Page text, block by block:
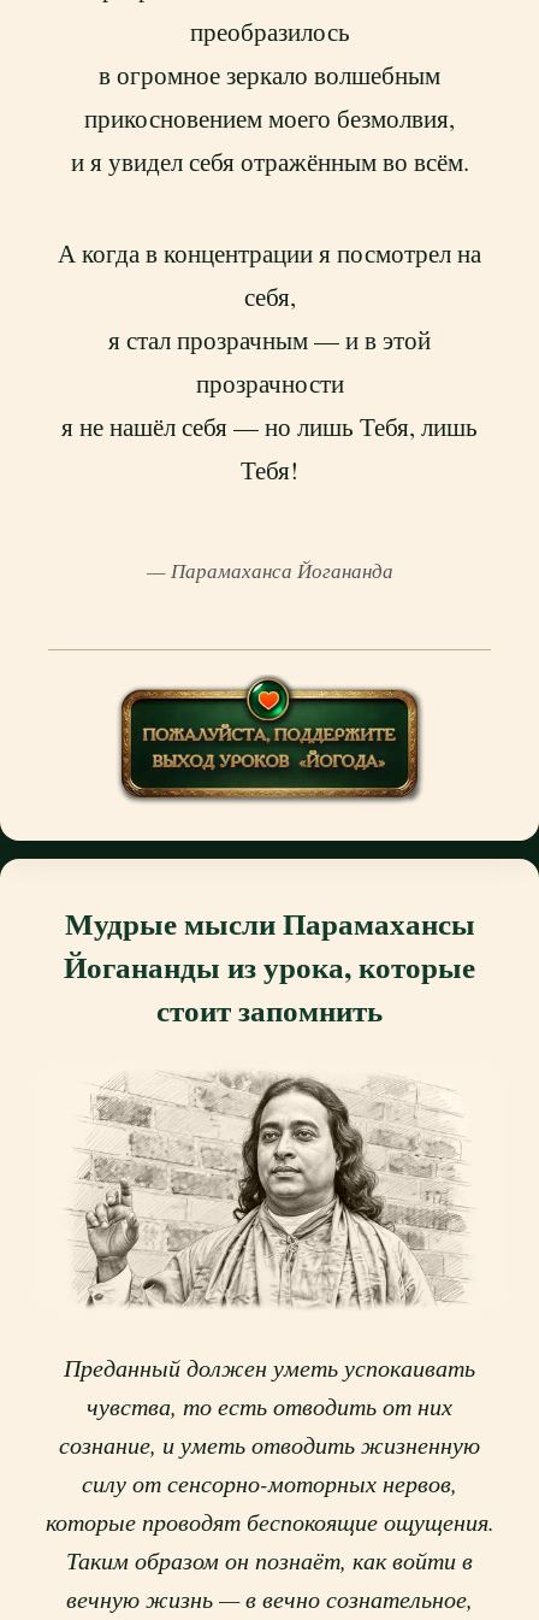
преобразилось
в огромное зеркало волшебным
прикосновением моего безмолвия,
и я увидел себя отражённым во всём.
А когда в концентрации я посмотрел на
себя,
я стал прозрачным — и в этой
прозрачности
я не нашёл себя — но лишь Тебя, лишь
Тебя!
— Парамаханса Йогананда
Мудрые мысли Парамахансы
Йогананды из урока, которые
стоит запомнить
Преданный должен уметь успокаивать
чувства, то есть отводить от них
сознание, и уметь отводить жизненную
силу от сенсорно-моторных нервов,
которые проводят беспокоящие ощущения.
Таким образом он познаёт, как войти в
вечную жизнь — в вечно сознательное,